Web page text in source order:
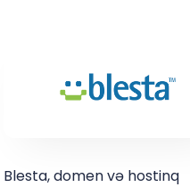
Blesta, domen və hostinq